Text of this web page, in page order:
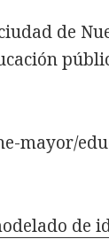
de
mayor/
de